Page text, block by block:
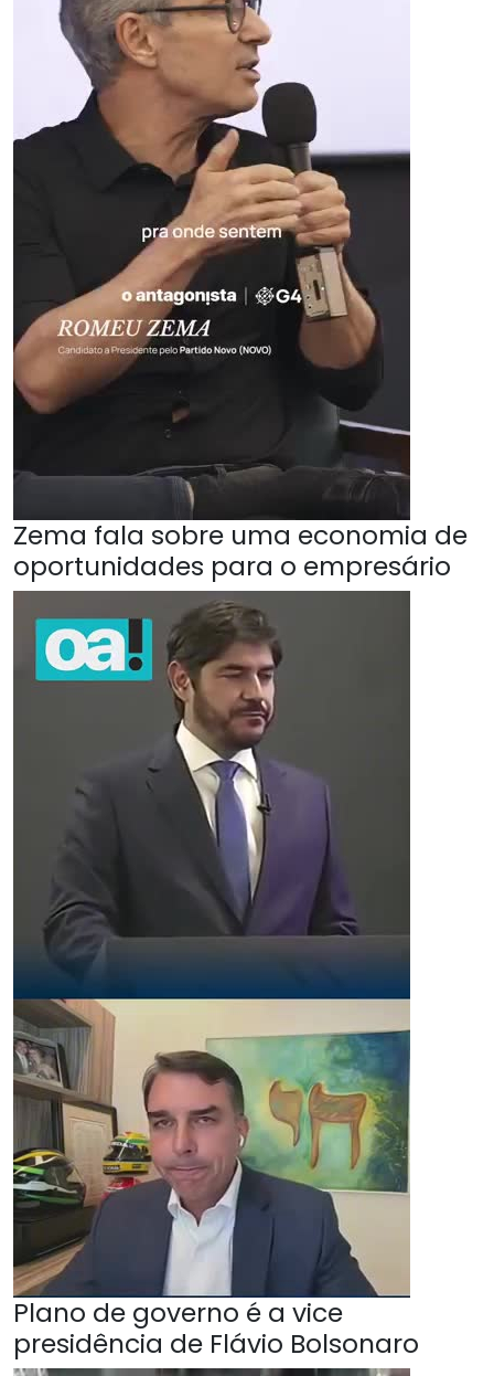
Zema fala sobre uma economia de
oportunidades para o empresário
Plano de governo é a vice
presidência de Flávio Bolsonaro